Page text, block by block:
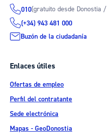
010(gratuito desde Donostia /
(+34) 943 481 000
Buzón de la ciudadanía
Enlaces útiles
Ofertas de empleo
Perfil del contratante
Sede electrónica
Mapas - GeoDonostia